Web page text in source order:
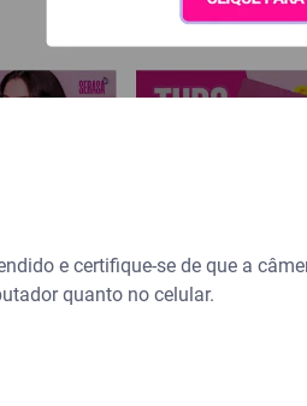
e certifique-se de que a
quanto no celular.